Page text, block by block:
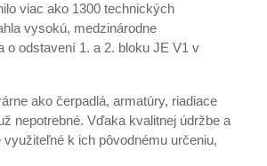
viac ako 1300 technických
vysokú, medzinárodne
o odstavení 1. a 2. bloku JE V1 v
ako čerpadlá, armatúry, riadiace
nepotrebné. Vďaka kvalitnej údržbe a
k ich pôvodnému určeniu,